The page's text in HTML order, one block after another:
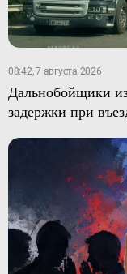
08:42, 7 августа 2026
Дальнобойщики
задержки при